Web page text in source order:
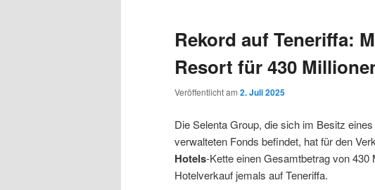
springen
springen
Rekord auf Teneriffa:
Resort für 430
Veröffentlicht am 2. Juli 2025
Die Selenta Group, die sich im Besitz
verwalteten Fonds befindet, hat für den
Hotels-Kette einen Gesamtbetrag von
Hotelverkauf jemals auf Teneriffa.